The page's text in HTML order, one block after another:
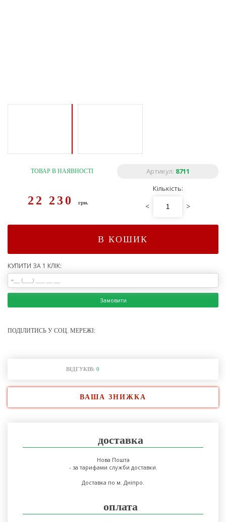
ТОВАР В НАЯВНОСТІ Артикул: 8711
22 230грн.
Кількість:
< >
В КОШИК
КУПИТИ ЗА 1 КЛІК:
Замовити
ПОДІЛИТИСЬ У СОЦ. МЕРЕЖІ:
ВІДГУКІВ: 0
ВАША ЗНИЖКА
доставка
Нова Пошта
- за тарифами служби доставки.
Доставка по м. Дніпро.
оплата